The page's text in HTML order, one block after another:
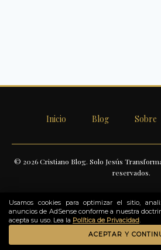
Inicio Blog Sobre
© 2026 Cristiano Blog. Solo Jesús
reservados.
Usamos cookies para optimizar el sitio,
anuncios de AdSense conforme a nuestra
acepta su uso. Lea la Política de Privacidad.
ACEPTAR Y
Como Afiliado de Amazon, obtengo
califican.